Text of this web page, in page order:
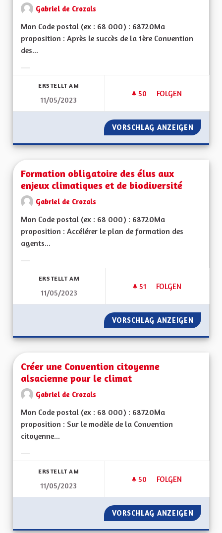
Gabriel de Crozals
Mon Code postal (ex : 68 000) : 68720Ma
proposition : Après le succès de la 1ère Convention
des...
ERSTELLT AM
11/05/2023
50 50 FOLLOWER
FOLGEN
CRÉER LA
VORSCHLAG ANZEIGEN
Formation obligatoire des élus aux
enjeux climatiques et de biodiversité
Gabriel de Crozals
Mon Code postal (ex : 68 000) : 68720Ma
proposition : Accélérer le plan de formation des
agents...
ERSTELLT AM
11/05/2023
51 51 FOLLOWER
FOLGEN
FORMATION
VORSCHLAG ANZEIGEN
Créer une Convention citoyenne
alsacienne pour le climat
Gabriel de Crozals
Mon Code postal (ex : 68 000) : 68720Ma
proposition : Sur le modèle de la Convention
citoyenne...
ERSTELLT AM
11/05/2023
50 50 FOLLOWER
FOLGEN
CRÉER UNE
VORSCHLAG ANZEIGEN